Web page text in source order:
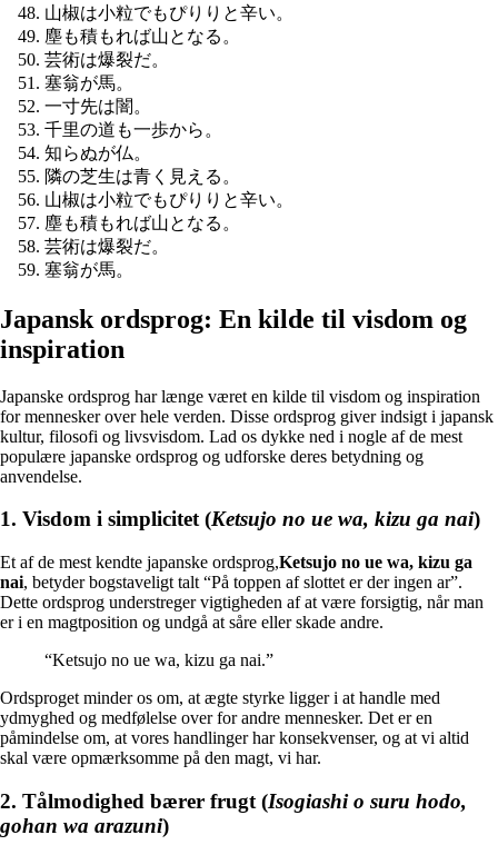
山椒は小粒でもぴりりと辛い。
塵も積もれば山となる。
芸術は爆裂だ。
塞翁が馬。
一寸先は闇。
千里の道も一歩から。
知らぬが仏。
隣の芝生は青く見える。
山椒は小粒でもぴりりと辛い。
塵も積もれば山となる。
芸術は爆裂だ。
塞翁が馬。
Japansk ordsprog: En kilde til visdom og
inspiration
Japanske ordsprog har længe været en kilde til visdom og inspiration
for mennesker over hele verden. Disse ordsprog giver indsigt i japansk
kultur, filosofi og livsvisdom. Lad os dykke ned i nogle af de mest
populære japanske ordsprog og udforske deres betydning og
anvendelse.
1. Visdom i simplicitet (Ketsujo no ue wa, kizu ga nai)
Et af de mest kendte japanske ordsprog,Ketsujo no ue wa, kizu ga
nai, betyder bogstaveligt talt “På toppen af ​​slottet er der ingen ar”.
Dette ordsprog understreger vigtigheden af ​​at være forsigtig, når man
er i en magtposition og undgå at såre eller skade andre.
“Ketsujo no ue wa, kizu ga nai.”
Ordsproget minder os om, at ægte styrke ligger i at handle med
ydmyghed og medfølelse over for andre mennesker. Det er en
påmindelse om, at vores handlinger har konsekvenser, og at vi altid
skal være opmærksomme på den magt, vi har.
2. Tålmodighed bærer frugt (Isogiashi o suru hodo,
gohan wa arazuni)